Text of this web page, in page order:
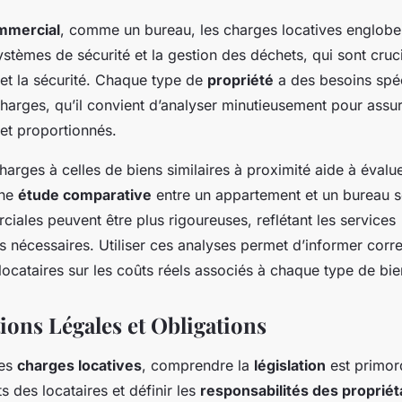
, comme un bureau, les charges locatives
de sécurité et la gestion des déchets, qui sont
la sécurité. Chaque type de propriété a des besoins
qu’il convient d’analyser minutieusement pour
proportionnés.
à celles de biens similaires à proximité aide à
étude comparative entre un appartement et un bureau
peuvent être plus rigoureuses, reflétant les services
nécessaires. Utiliser ces analyses permet d’informer
sur les coûts réels associés à chaque type de
Légales et Obligations
charges locatives, comprendre la législation est
des locataires et définir les responsabilités des